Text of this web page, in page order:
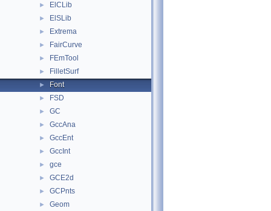
► ElCLib
► ElSLib
► Extrema
► FairCurve
► FEmTool
► FilletSurf
► Font
► FSD
► GC
► GccAna
► GccEnt
► GccInt
► gce
► GCE2d
► GCPnts
► Geom